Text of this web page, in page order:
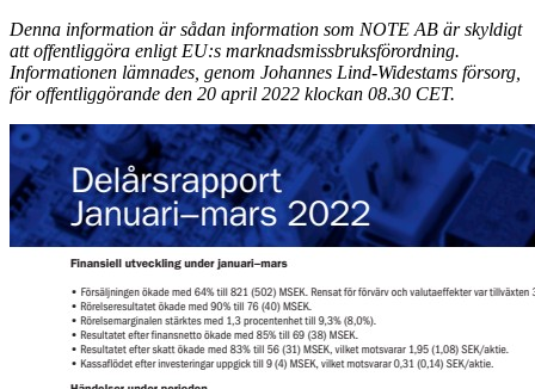
Denna information är sådan information som NOTE AB är skyldigt
att offentliggöra enligt EU:s marknadsmissbruksförordning.
Informationen lämnades, genom Johannes Lind-Widestams försorg,
för offentliggörande den 20 april 2022 klockan 08.30 CET.